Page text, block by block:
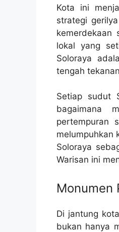
Kota ini
strategi
kemerdekaan
lokal yang
Soloraya
tengah
Setiap sudut
bagaimana
pertempuran
melumpuhkan
Soloraya
Warisan ini
Monumen
Di jantung
bukan hanya